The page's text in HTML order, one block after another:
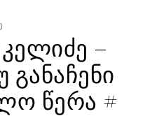
–
წერა #